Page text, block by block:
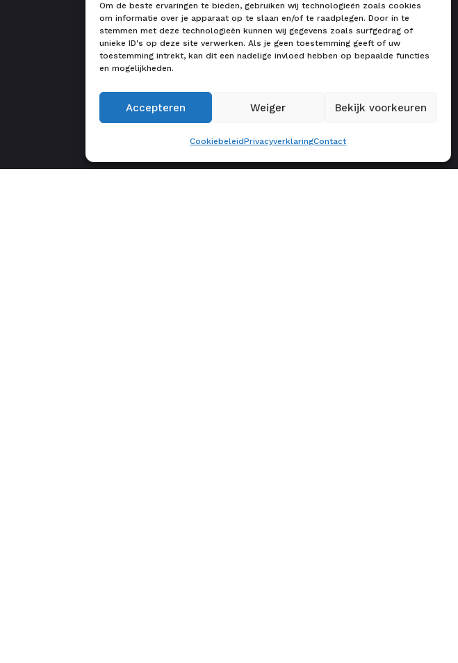
Om de beste ervaringen te bieden, gebruiken wij technologieën zoals cookies
om informatie over je apparaat op te slaan en/of te raadplegen. Door in te
stemmen met deze technologieën kunnen wij gegevens zoals surfgedrag of
unieke ID's op deze site verwerken. Als je geen toestemming geeft of uw
toestemming intrekt, kan dit een nadelige invloed hebben op bepaalde functies
en mogelijkheden.
Accepteren Weiger Bekijk voorkeuren
CookiebeleidPrivacyverklaringContact